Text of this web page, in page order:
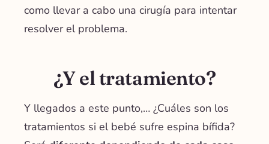
como llevar a cabo una cirugía para intentar
resolver el problema.
¿Y el tratamiento?
Y llegados a este punto,… ¿Cuáles son los
tratamientos si el bebé sufre espina bífida?